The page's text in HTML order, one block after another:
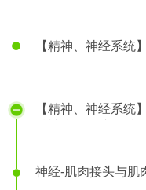
【精神、神经系统
【精神、神经系统
神经-肌肉接头与肌